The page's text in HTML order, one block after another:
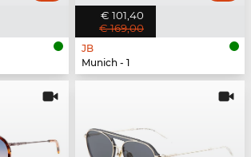
€ 101,40
€ 169,00
JB
Munich - 1